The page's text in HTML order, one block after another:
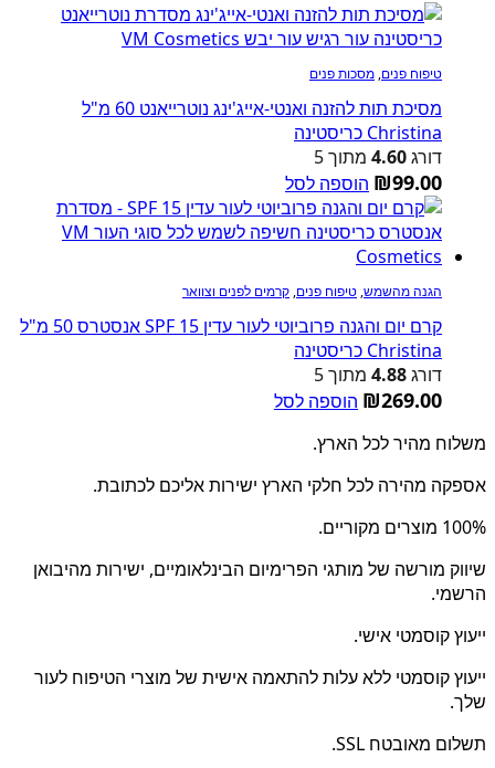
טיפוח פנים, מסכות פנים
מסיכת תות להזנה ואנטי-אייג'ינג נוטרייאנט 60 מ"ל
Christina כריסטינה
דורג4.60 מתוך 5
₪99.00 הוספה לסל
הגנה מהשמש, טיפוח פנים, קרמים לפנים וצוואר
קרם יום והגנה פרוביוטי לעור עדין SPF 15 אנסטרס 50 מ"ל
Christina כריסטינה
דורג4.88 מתוך 5
₪269.00
הוספה לסל
משלוח מהיר לכל הארץ.
אספקה מהירה לכל חלקי הארץ ישירות אליכם לכתובת.
100% מוצרים מקוריים.
שיווק מורשה של מותגי הפרימיום הבינלאומיים, ישירות מהיבואן
הרשמי.
ייעוץ קוסמטי אישי.
ייעוץ קוסמטי ללא עלות להתאמה אישית של מוצרי הטיפוח לעור
שלך.
תשלום מאובטח SSL.